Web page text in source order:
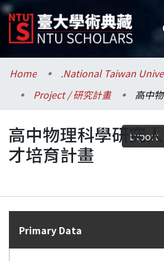
Communities & Collections
Research Outputs
Fundings & Projects
Researchers
Statistics
Home
Project / 研究計畫
Export
高中物理科學研究人
才培育計畫
Details
Primary Data